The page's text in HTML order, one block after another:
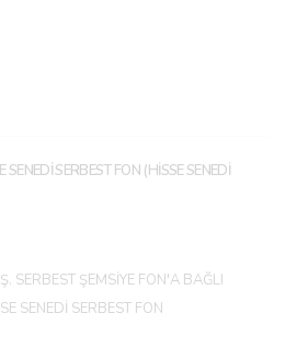
SERBEST FON (HİSSE SENEDİ
SERBEST ŞEMSİYE FON'A BAĞLI
SENEDİ SERBEST FON